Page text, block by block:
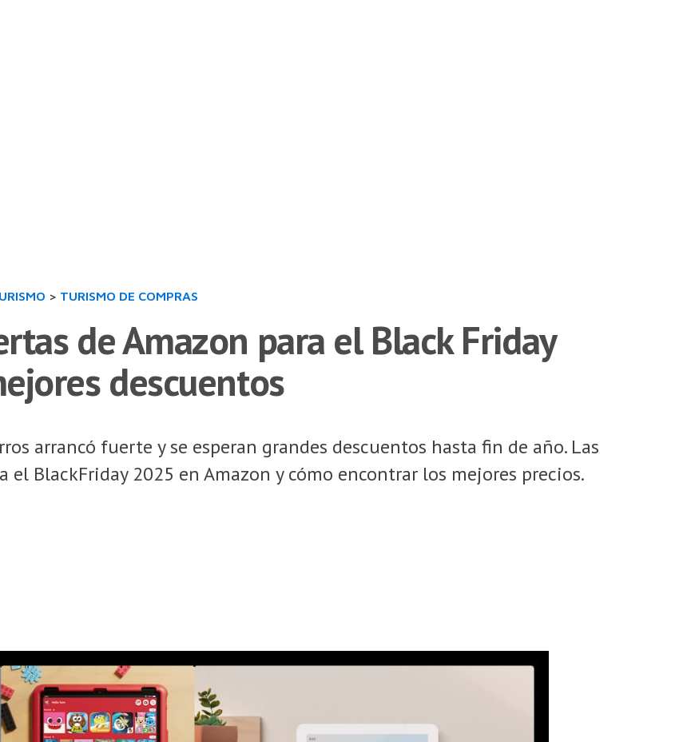
> TURISMO DE COMPRAS
de Amazon para el Black Friday
descuentos
arrancó fuerte y se esperan grandes descuentos hasta fin de año. Las
el BlackFriday 2025 en Amazon y cómo encontrar los mejores precios.